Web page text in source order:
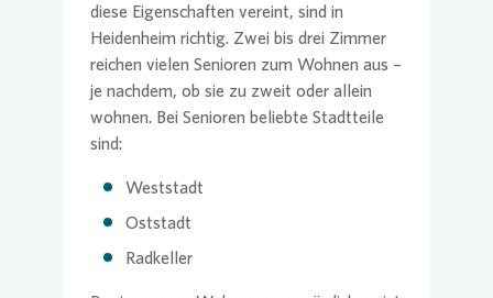
diese Eigenschaften vereint, sind in
Heidenheim richtig. Zwei bis drei Zimmer
reichen vielen Senioren zum Wohnen aus –
je nachdem, ob sie zu zweit oder allein
wohnen. Bei Senioren beliebte Stadtteile
sind:
Weststadt
Oststadt
Radkeller